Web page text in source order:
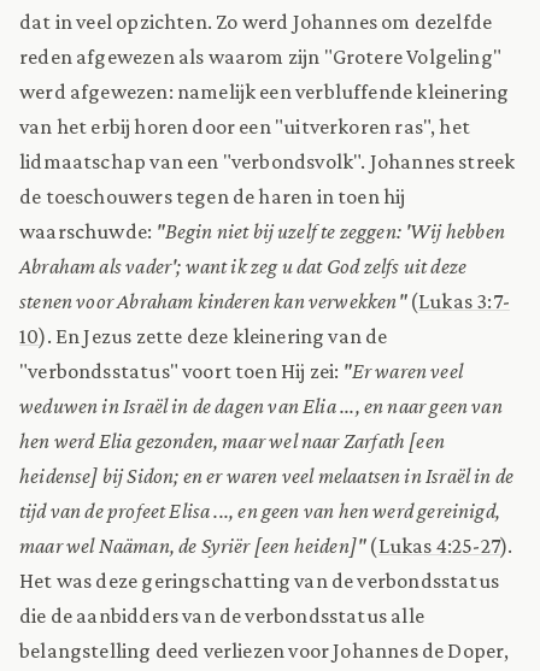
dat in veel opzichten. Zo werd Johannes om dezelfde
reden afgewezen als waarom zijn "Grotere Volgeling"
werd afgewezen: namelijk een verbluffende kleinering
van het erbij horen door een "uitverkoren ras", het
lidmaatschap van een "verbondsvolk". Johannes streek
de toeschouwers tegen de haren in toen hij
waarschuwde: "Begin niet bij uzelf te zeggen: 'Wij hebben
Abraham als vader'; want ik zeg u dat God zelfs uit deze
stenen voor Abraham kinderen kan verwekken"(Lukas 3:7-
10). En Jezus zette deze kleinering van de
"verbondsstatus" voort toen Hij zei: "Er waren veel
weduwen in Israël in de dagen van Elia ..., en naar geen van
hen werd Elia gezonden, maar wel naar Zarfath [een
heidense] bij Sidon; en er waren veel melaatsen in Israël in de
tijd van de profeet Elisa ..., en geen van hen werd gereinigd,
maar wel Naäman, de Syriër [een heiden]"(Lukas 4:25-27).
Het was deze geringschatting van de verbondsstatus
die de aanbidders van de verbondsstatus alle
belangstelling deed verliezen voor Johannes de Doper,